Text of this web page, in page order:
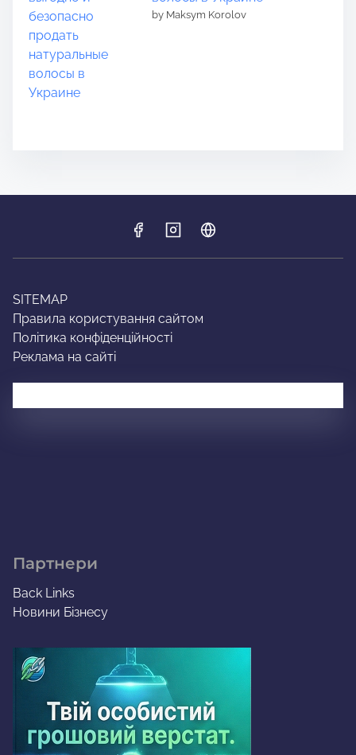
by Maksym Korolov
SITEMAP
Правила користування сайтом
Політика конфіденційності
Реклама на сайті
Партнери
Back Links
Новини Бізнесу